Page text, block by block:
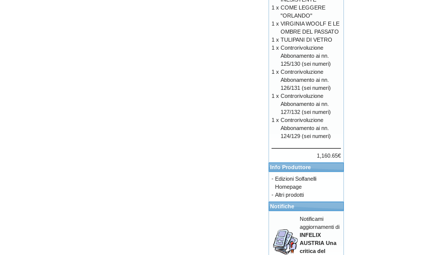
1 x COME LEGGERE
"ORLANDO"
1 x VIRGINIA WOOLF E LE
OMBRE DEL PASSATO
1 x TULIPANI DI VETRO
1 x Controrivoluzione
Abbonamento ai nn.
125/130 (sei numeri)
1 x Controrivoluzione
Abbonamento ai nn.
126/131 (sei numeri)
1 x Controrivoluzione
Abbonamento ai nn.
127/132 (sei numeri)
1 x Controrivoluzione
Abbonamento ai nn.
124/129 (sei numeri)
1,160.65€
Info Produttore
- Edizioni Solfanelli
Homepage
- Altri prodotti
Notifiche
Notificami
aggiornamenti di
INFELIX
AUSTRIA Una
critica del